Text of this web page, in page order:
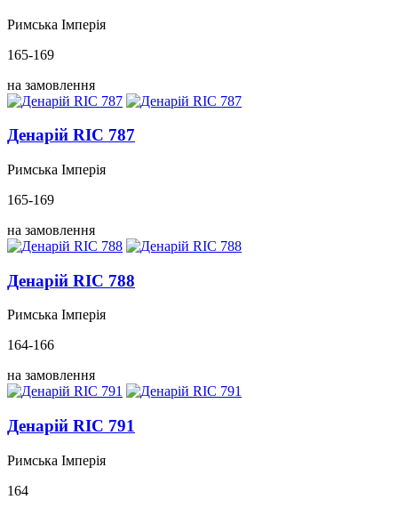
Римська Імперія
165-169
на замовлення
Денарій RIC 787
Римська Імперія
165-169
на замовлення
Денарій RIC 788
Римська Імперія
164-166
на замовлення
Денарій RIC 791
Римська Імперія
164